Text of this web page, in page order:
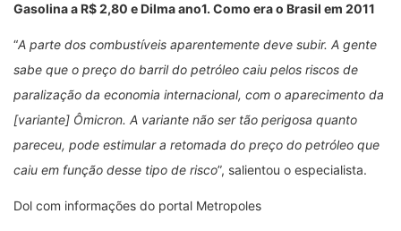
Gasolina a R$ 2,80 e Dilma ano1. Como era o Brasil em 2011
“A parte dos combustíveis aparentemente deve subir. A gente
sabe que o preço do barril do petróleo caiu pelos riscos de
paralização da economia internacional, com o aparecimento da
[variante] Ômicron. A variante não ser tão perigosa quanto
pareceu, pode estimular a retomada do preço do petróleo que
caiu em função desse tipo de risco”, salientou o especialista.
Dol com informações do portal Metropoles